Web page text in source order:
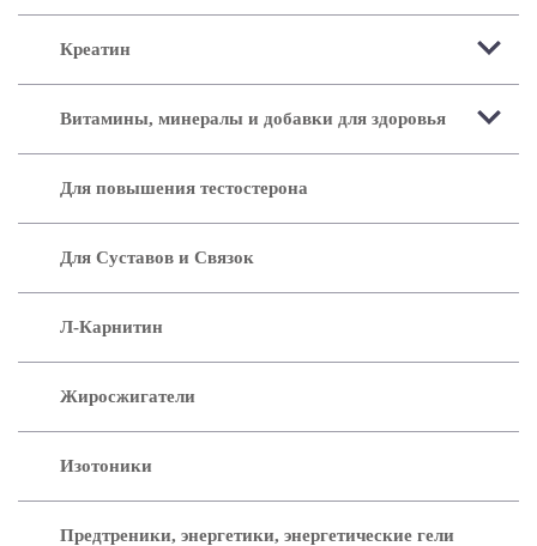
Креатин
Витамины, минералы и добавки для здоровья
Для повышения тестостерона
Для Суставов и Связок
Л-Карнитин
Жиросжигатели
Изотоники
Предтреники, энергетики, энергетические гели